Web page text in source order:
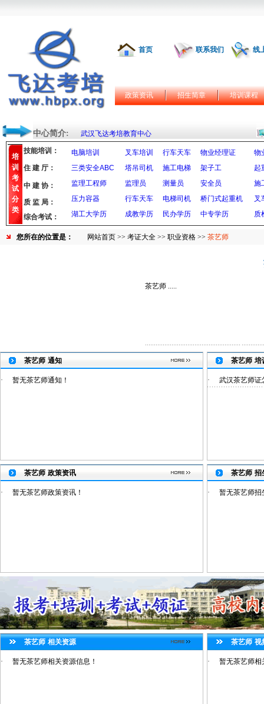
首页 联系我们 线
政策资讯 招生简章 培训课程
中心简介: 武汉飞达考培教育中心
培
训
考
试
分
类
技能培训： 电脑培训 叉车培训 行车天车 物业经理证
物
三类安全ABC
塔吊司机 施工电梯 架子工
起
监理工程师
监理员 测量员 安全员
施
压力容器
行车天车 电梯司机 桥门式起重机
叉
湖工大学历
成教学历 民办学历 中专学历 质
住 建 厅：
中 建 协：
质 监 局：
综合考试：
您所在的位置是： 网站首页 >> 考证大全 >> 职业资格 >> 茶艺师
茶艺师 .....
茶艺师 通知
· 暂无茶艺师通知！
茶艺师 培
· 武汉茶艺师证
茶艺师 政策资讯
· 暂无茶艺师政策资讯！
茶艺师 招
· 暂无茶艺师招
茶艺师 相关资源
· 暂无茶艺师相关资源信息！
茶艺师 视
· 暂无茶艺师相